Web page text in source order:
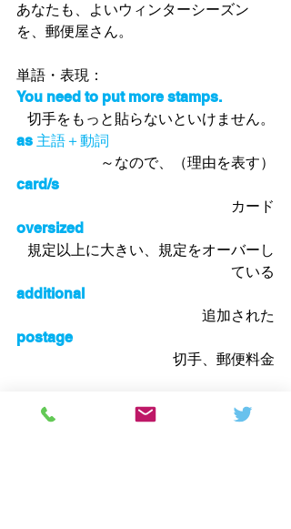
あなたも、よいウィンターシーズン
を、郵便屋さん。
単語・表現：
You need to put more stamps.
切手をもっと貼らないといけません。
as 主語＋動詞
～なので、（理由を表す）
card/s
カード
oversized
規定以上に大きい、規定をオーバーし
ている
additional
追加された
postage
切手、郵便料金